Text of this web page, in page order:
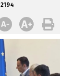
2194